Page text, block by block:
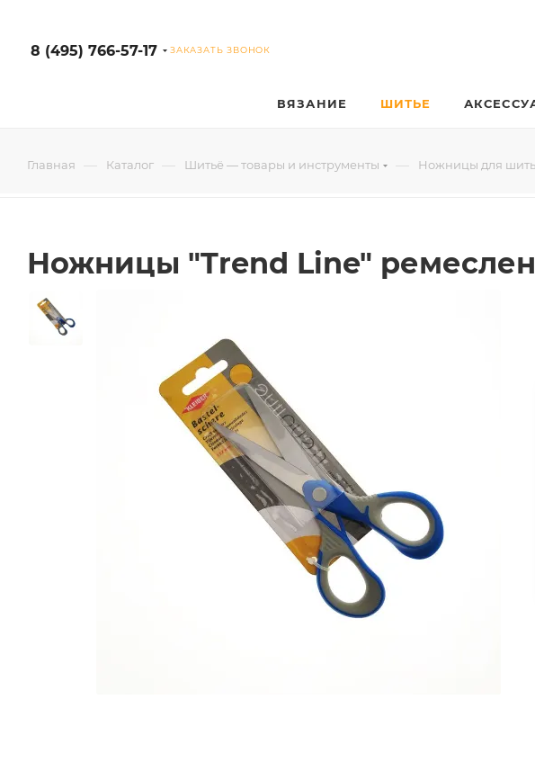
8 (495) 766-57-17 ЗАКАЗАТЬ ЗВОНОК
ВЯЗАНИЕ ШИТЬЕ
Главная — Каталог — Шитьё — товары и инструменты — Ножницы для
Ножницы "Trend Line"